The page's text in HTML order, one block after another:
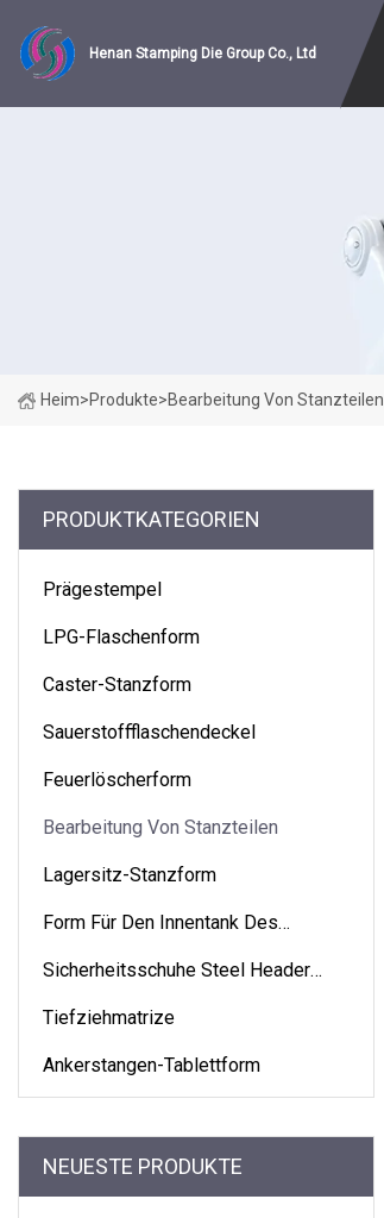
Henan Stamping Die Group Co., Ltd
Heim>Produkte>Bearbeitung Von Stanzteilen
PRODUKTKATEGORIEN
Prägestempel
LPG-Flaschenform
Caster-Stanzform
Sauerstoffflaschendeckel
Feuerlöscherform
Bearbeitung Von Stanzteilen
Lagersitz-Stanzform
Form Für Den Innentank Des
Sicherheitsschuhe Steel Header
Tiefziehmatrize
Ankerstangen-Tablettform
NEUESTE PRODUKTE